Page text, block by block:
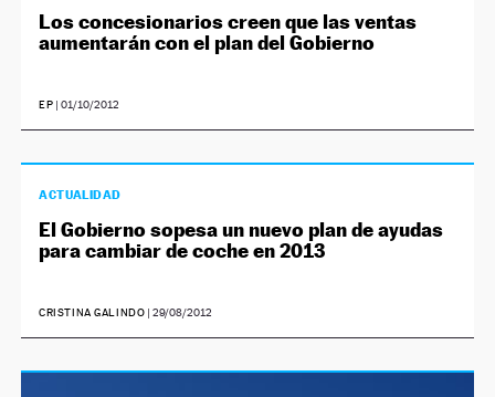
Los concesionarios creen que las ventas
aumentarán con el plan del Gobierno
EP |01/10/2012
ACTUALIDAD
El Gobierno sopesa un nuevo plan de ayudas
para cambiar de coche en 2013
CRISTINA GALINDO |29/08/2012